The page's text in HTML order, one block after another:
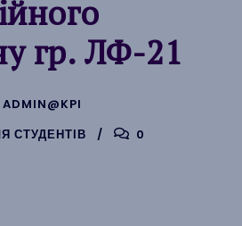
гр. ЛФ-21
ADMIN@KPI
СТУДЕНТІВ
0